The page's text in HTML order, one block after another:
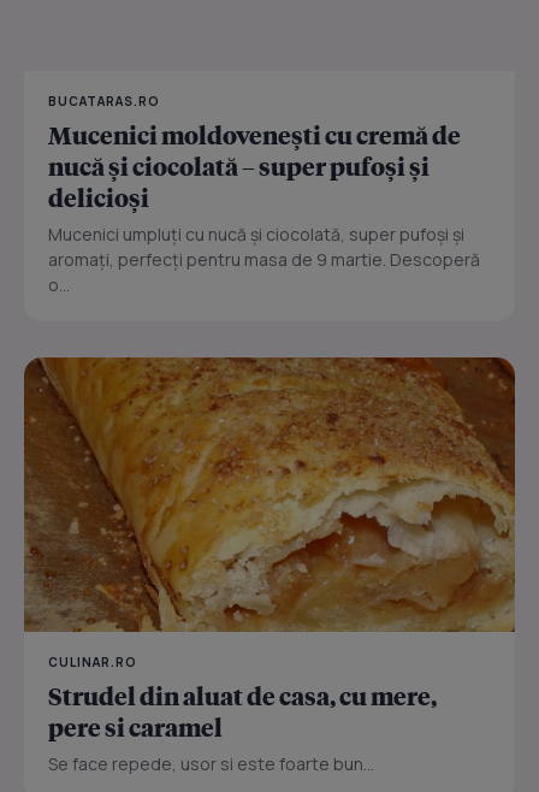
BUCATARAS.RO
Mucenici moldovenești cu cremă de
nucă și ciocolată – super pufoși și
delicioși
Mucenici umpluți cu nucă și ciocolată, super pufoși și
aromați, perfecți pentru masa de 9 martie. Descoperă
o...
CULINAR.RO
Strudel din aluat de casa, cu mere,
pere si caramel
Se face repede, usor si este foarte bun...